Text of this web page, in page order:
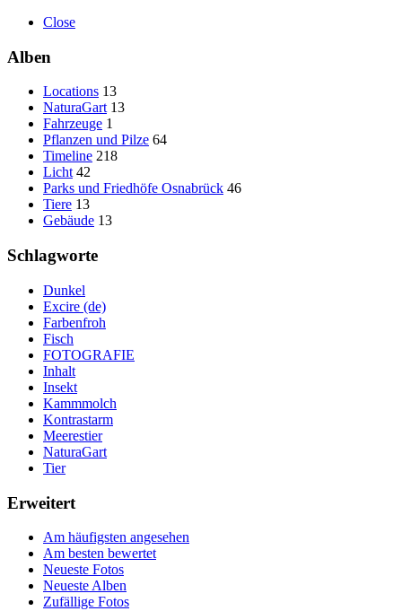
Close
Alben
Locations 13
NaturaGart 13
Fahrzeuge 1
Pflanzen und Pilze 64
Timeline 218
Licht 42
Parks und Friedhöfe Osnabrück 46
Tiere 13
Gebäude 13
Schlagworte
Dunkel
Excire (de)
Farbenfroh
Fisch
FOTOGRAFIE
Inhalt
Insekt
Kammmolch
Kontrastarm
Meerestier
NaturaGart
Tier
Erweitert
Am häufigsten angesehen
Am besten bewertet
Neueste Fotos
Neueste Alben
Zufällige Fotos